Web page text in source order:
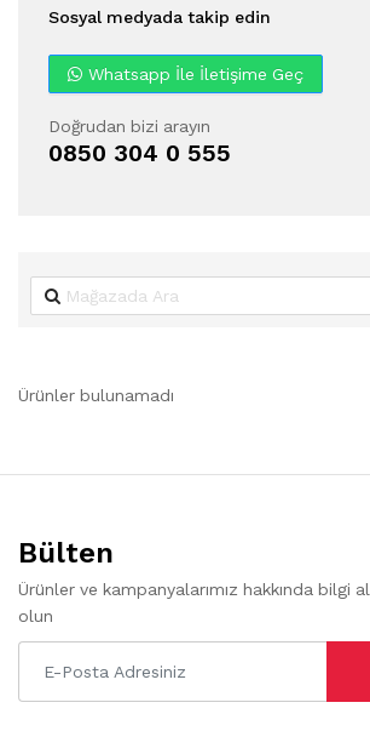
Sosyal medyada takip edin
Whatsapp İle İletişime Geç
Doğrudan bizi arayın
0850 304 0 555
Ürünler bulunamadı
Bülten
Ürünler ve kampanyalarımız hakkında bilgi
olun